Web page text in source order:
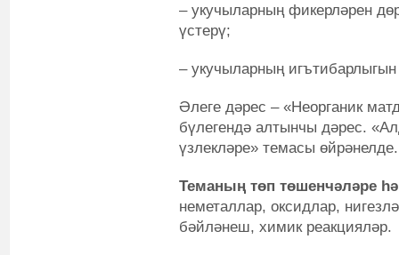
– укучыларның фикерләрен
үстерү;
– укучыларның игътибарлыгын
Әлеге дәрес – «Неорганик
бүлегендә алтынчы дәрес.
үзлекләре» темасы өйрәнелде.
Теманың төп төшенчәләре
неметаллар, оксидлар,
бәйләнеш, химик реакцияләр.